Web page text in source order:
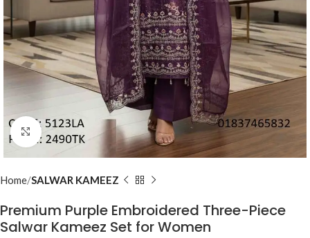
Click to enlarge
Home SALWAR KAMEEZ
Premium Purple Embroidered Three-Piece
Salwar Kameez Set for Women